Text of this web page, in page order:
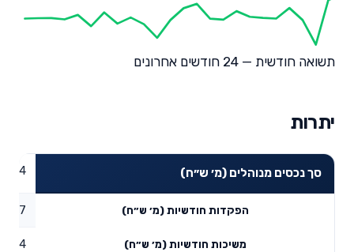
תשואה חודשית — 24 חודשים אחרונים
יתרות
סך נכסים מנוהלים (מ׳ ש״ח)
הפקדות חודשיות (מ׳ ש״ח) 0.57
משיכות חודשיות (מ׳ ש״ח) 0.34